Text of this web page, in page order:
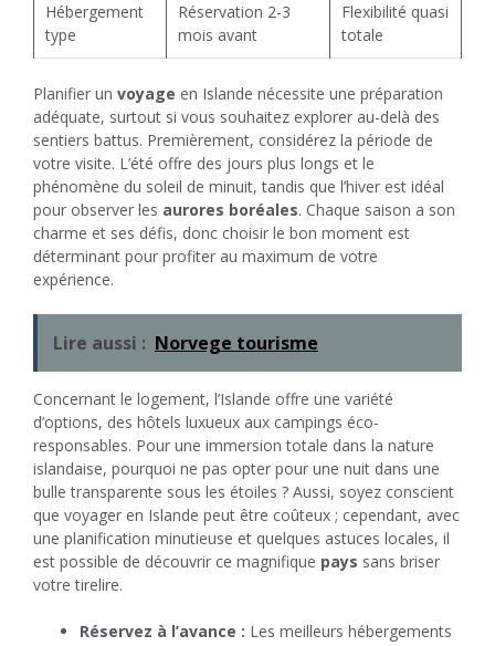
Hébergement
type
Réservation 2-3
mois avant
Flexibilité quasi
totale
Planifier un voyage en Islande nécessite une préparation
adéquate, surtout si vous souhaitez explorer au-delà des
sentiers battus. Premièrement, considérez la période de
votre visite. L’été offre des jours plus longs et le
phénomène du soleil de minuit, tandis que l’hiver est idéal
pour observer les aurores boréales. Chaque saison a son
charme et ses défis, donc choisir le bon moment est
déterminant pour profiter au maximum de votre
expérience.
Lire aussi : Norvege tourisme
Concernant le logement, l’Islande offre une variété
d’options, des hôtels luxueux aux campings éco-
responsables. Pour une immersion totale dans la nature
islandaise, pourquoi ne pas opter pour une nuit dans une
bulle transparente sous les étoiles ? Aussi, soyez conscient
que voyager en Islande peut être coûteux ; cependant, avec
une planification minutieuse et quelques astuces locales, il
est possible de découvrir ce magnifique pays sans briser
votre tirelire.
Réservez à l’avance : Les meilleurs hébergements